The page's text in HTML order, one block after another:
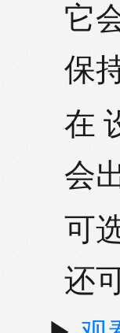
它
保
在
会
可
还